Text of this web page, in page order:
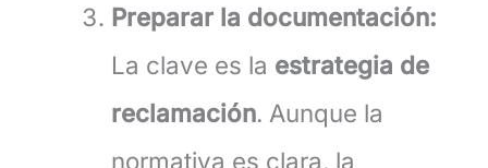
Preparar la documentación:
La clave es la estrategia de
reclamación. Aunque la
normativa es clara, la